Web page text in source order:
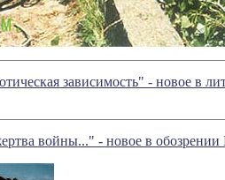
зависимость" - новое в
войны..." - новое в обозрении